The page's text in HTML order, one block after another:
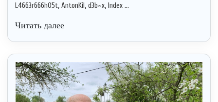
L4663r666h05t, AntonKil, d3b~x, Index ...
Читать далее